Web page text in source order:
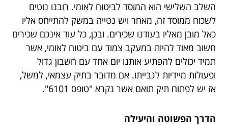
השלב השלישי הוא המוסד לביטוח לאומי. רובנו נוטים
לשכוח ממוסד זה, מאחר ויש נטייה במשק להתייחס אליו
כאל מובן מאליו בעודנו שכירים. ובכן, כל עוד אינכם שכירים
חשוב מאוד להיות במעקב צמוד עם ביטוח לאומי, אשר
תמיד יכולים להפתיע אותנו יום אחד עם חשבון גדול
ופעולות מיידיות לגבייתו. אם מדובר בתיק עצמאי, למשל,
אז יש לפתוח תיק תואם אשר נקרא "טופס 6101".
הדרך הפשוטה והיעילה